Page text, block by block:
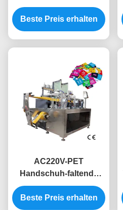
versiegelnde
Maschinen-Ästhetik
PET Handschuhe
Beste Preis erhalten
AC220V-PET
Handschuh-faltende
Verpackungsmaschine-
Seitendichtung
Beste Preis erhalten